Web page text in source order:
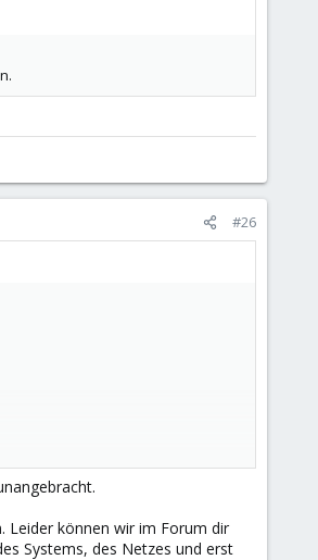
#26
Qualitätssicherung
Leider können wir im Forum dir
Systems, des Netzes und erst